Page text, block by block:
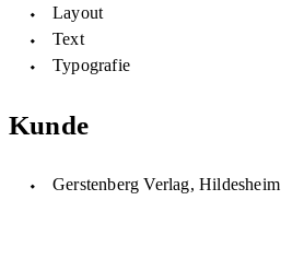
Layout
Text
Typografie
Kunde
Gerstenberg Verlag, Hildesheim